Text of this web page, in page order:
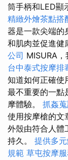
筒手柄和LED顯
精緻外燴茶點搭
器是一款尖端的
和肌肉並促進健
公司 MISURA，
台中泰式按摩排
知道如何正確使
最不重要的一點
摩體驗。 抓姦
使用按摩槍的文
外殼由符合人體
持久。 提供多
規範 草屯按摩